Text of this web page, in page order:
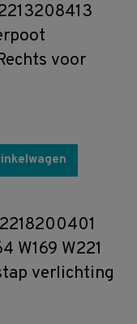
voor
W169 W221
verlichting